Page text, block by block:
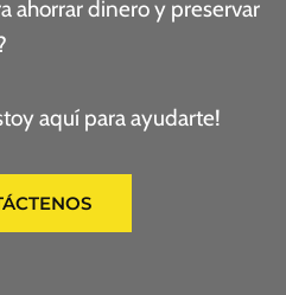
ahorrar dinero y preservar
aquí para ayudarte!